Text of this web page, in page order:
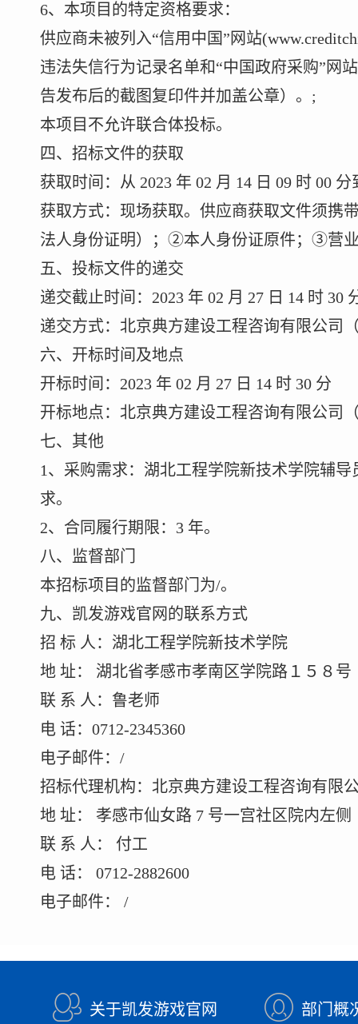
6、本项目的特定资格要求：
供应商未被列入“信用中国”网站
违法失信行为记录名单和“中国政府采购”网
告发布后的截图复印件并加盖公章）。 ;
本项目不允许联合体投标。
四、招标文件的获取
获取时间：从 2023 年 02 月 14 日 09 时 00
获取方式：现场获取。供应商获取文件须携
法人身份证明）；②本人身份证原件；③营
五、投标文件的递交
递交截止时间： 2023 年 02 月 27 日 14 时 30
递交方式：北京典方建设工程咨询有限公司
六、开标时间及地点
开标时间： 2023 年 02 月 27 日 14 时 30 分
开标地点：北京典方建设工程咨询有限公司
七、其他
1、采购需求：湖北工程学院新技术学院辅
求。
2、合同履行期限：3 年。
八、监督部门
本招标项目的监督部门为/。
九、凯发游戏官网的联系方式
招 标 人：湖北工程学院新技术学院
地 址： 湖北省孝感市孝南区学院路１５８号
联 系 人：鲁老师
电 话：0712-2345360
电子邮件：/
招标代理机构：北京典方建设工程咨询有限
地 址： 孝感市仙女路 7 号一宫社区院内左侧
联 系 人： 付工
电 话： 0712-2882600
电子邮件： /
关于凯发游戏官网 部门概